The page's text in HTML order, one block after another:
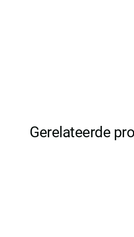
Gerelateerde